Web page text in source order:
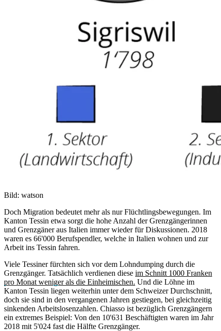
Bild: watson
Doch Migration bedeutet mehr als nur Flüchtlingsbewegungen. Im
Kanton Tessin etwa sorgt die hohe Anzahl der Grenzgängerinnen
und Grenzgäner aus Italien immer wieder für Diskussionen. 2018
waren es 66'000 Berufspendler, welche in Italien wohnen und zur
Arbeit ins Tessin fahren.
Viele Tessiner fürchten sich vor dem Lohndumping durch die
Grenzgänger. Tatsächlich verdienen diese im Schnitt 1000 Franken
pro Monat weniger als die Einheimischen. Und die Löhne im
Kanton Tessin liegen weiterhin unter dem Schweizer Durchschnitt,
doch sie sind in den vergangenen Jahren gestiegen, bei gleichzeitig
sinkenden Arbeitslosenzahlen. Chiasso ist bezüglich Grenzgängern
ein extremes Beispiel: Von den 10'631 Beschäftigten waren im Jahr
2018 mit 5'024 fast die Hälfte Grenzgänger.